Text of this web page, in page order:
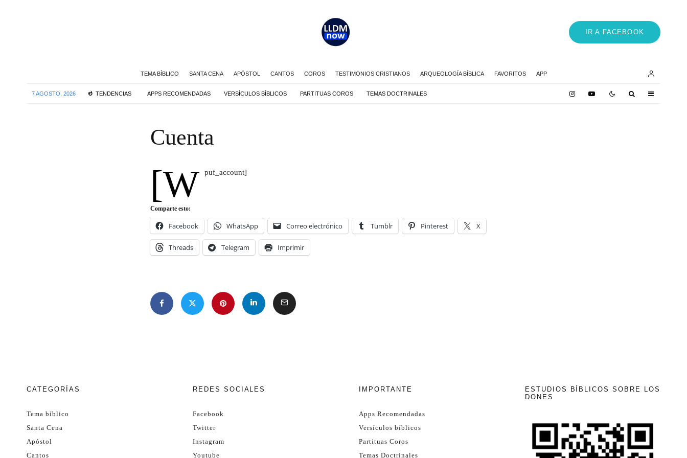
IR A FACEBOOK
TEMA BÍBLICO SANTA CENA APÓSTOL CANTOS COROS TESTIMONIOS CRISTIANOS ARQUEOLOGÍA BÍBLICA FAVORITOS APP
7 AGOSTO, 2026 TENDENCIAS APPS RECOMENDADAS VERSÍCULOS BÍBLICOS PARTITUAS COROS TEMAS DOCTRINALES
Cuenta
[w puf_account]
Comparte esto:
Facebook WhatsApp Correo electrónico Tumblr Pinterest X
Threads Telegram Imprimir
CATEGORÍAS
Tema bíblico
Santa Cena
Apóstol
Cantos
REDES SOCIALES
Facebook
Twitter
Instagram
Youtube
IMPORTANTE
Apps Recomendadas
Versículos bíblicos
Partituas Coros
Temas Doctrinales
ESTUDIOS BÍBLICOS SOBRE LOS
DONES